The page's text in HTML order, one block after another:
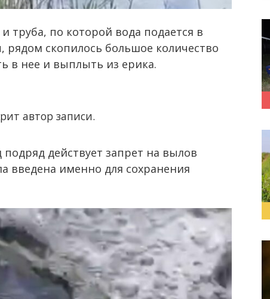
труба, по которой вода подается в
скопилось большое количество
в нее и выплыть из ерика.
автор записи.
действует запрет на вылов
введена именно для сохранения